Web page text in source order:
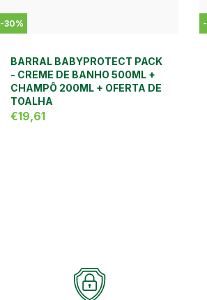
-30%
BARRAL BABYPROTECT PACK
- CREME DE BANHO 500ML +
CHAMPÔ 200ML + OFERTA DE
TOALHA
€19,61
-